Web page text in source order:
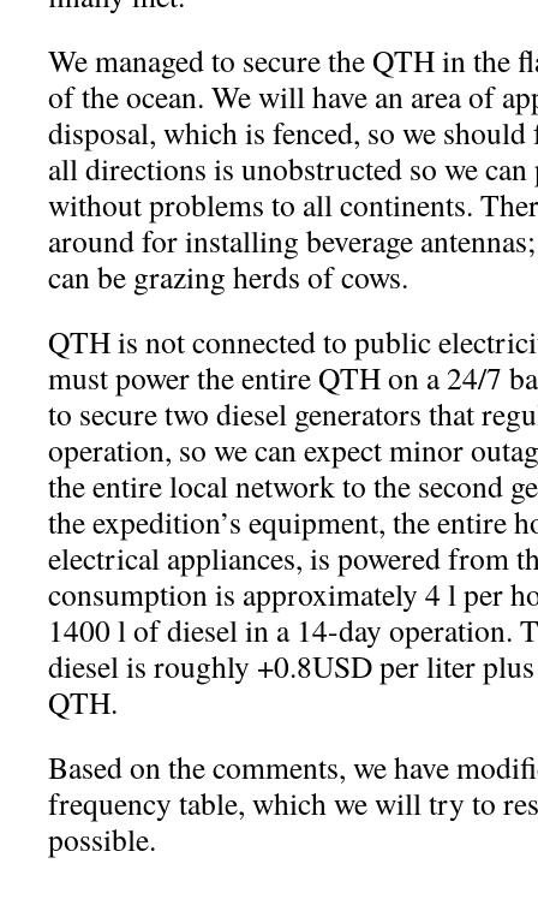
We managed to secure the QTH in the
of the ocean. We will have an area of
disposal, which is fenced, so we
all directions is unobstructed so we
without problems to all continents.
around for installing beverage
can be grazing herds of cows.
QTH is not connected to public
must power the entire QTH on a 24/7
to secure two diesel generators that
operation, so we can expect minor
the entire local network to the second
the expedition’s equipment, the entire
electrical appliances, is powered from
consumption is approximately 4 l per
1400 l of diesel in a 14-day operation.
diesel is roughly +0.8USD per liter
QTH.
Based on the comments, we have
frequency table, which we will try to
possible.